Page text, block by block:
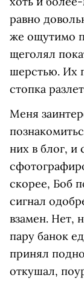
равно
же ощутимо
щеголял
шерстью. Их
стопка
Меня
них в блог,
скорее, Боб
сигнал
взамен. Нет,
пару банок
принял
откушал,